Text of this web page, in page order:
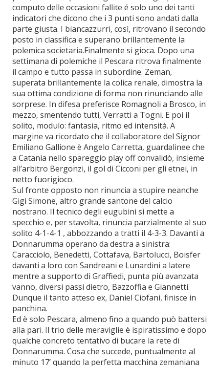
computo delle occasioni fallite é solo uno dei tanti
indicatori che dicono che i 3 punti sono andati dalla
parte giusta. I biancazzurri, così, ritrovano il secondo
posto in classifica e superano brillantemente la
polemica societaria.Finalmente si gioca. Dopo una
settimana di polemiche il Pescara ritrova finalmente
il campo e tutto passa in subordine. Zeman,
superata brillantemente la colica renale, dimostra la
sua ottima condizione di forma non rinunciando alle
sorprese. In difesa preferisce Romagnoli a Brosco, in
mezzo, smentendo tutti, Verratti a Togni. E poi il
solito, modulo: fantasia, ritmo ed intensità. A
margine va ricordato che il collaboratore del Signor
Emiliano Gallione è Angelo Carretta, guardalinee che
a Catania nello spareggio play off convalidò, insieme
all’arbitro Bergonzi, il gol di Cicconi per gli etnei, in
netto fuorigioco.
Sul fronte opposto non rinuncia a stupire neanche
Gigi Simone, altro grande santone del calcio
nostrano. Il tecnico degli eugubini si mette a
specchio e, per stavolta, rinuncia parzialmente al suo
solito 4-1-4-1 , abbozzando a tratti il 4-3-3. Davanti a
Donnarumma operano da destra a sinistra:
Caracciolo, Benedetti, Cottafava, Bartolucci, Boisfer
davanti a loro con Sandreani e Lunardini a latere
mentre a supporto di Graffiedi, punta più avanzata
vanno, diversi passi dietro, Bazzoffia e Giannetti.
Dunque il tanto atteso ex, Daniel Ciofani, finisce in
panchina.
Ed è solo Pescara, almeno fino a quando può battersi
alla pari. Il trio delle meraviglie è ispiratissimo e dopo
qualche concreto tentativo di bucare la rete di
Donnarumma. Cosa che succede, puntualmente al
minuto 17’ quando la perfetta macchina zemaniana